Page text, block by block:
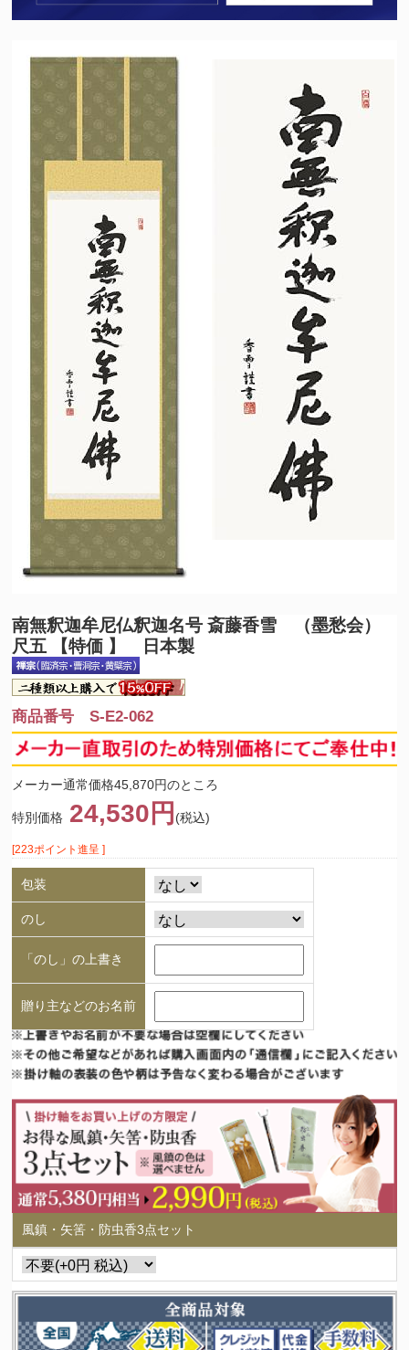
南無釈迦牟尼仏釈迦名号 斎藤香雪 （墨愁会）
尺五 【特価 】 日本製
商品番号 S-E2-062
メーカー通常価格45,870円のところ
特別価格 24,530円 (税込)
[223ポイント進呈 ]
包装
のし
「のし」の上書き
贈り主などのお名前
風鎮・矢筈・防虫香3点セット